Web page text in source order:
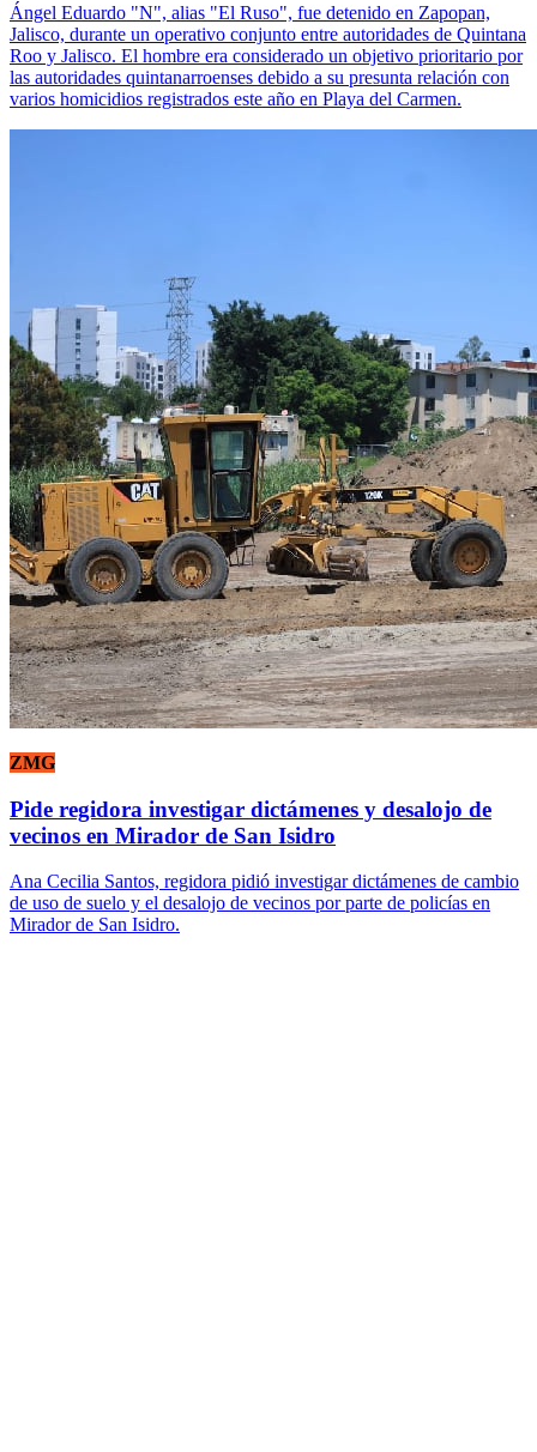
Ángel Eduardo "N", alias "El Ruso", fue detenido en Zapopan,
Jalisco, durante un operativo conjunto entre autoridades de Quintana
Roo y Jalisco. El hombre era considerado un objetivo prioritario por
las autoridades quintanarroenses debido a su presunta relación con
varios homicidios registrados este año en Playa del Carmen.
ZMG
Pide regidora investigar dictámenes y desalojo de
vecinos en Mirador de San Isidro
Ana Cecilia Santos, regidora pidió investigar dictámenes de cambio
de uso de suelo y el desalojo de vecinos por parte de policías en
Mirador de San Isidro.